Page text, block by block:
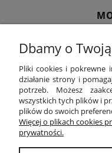
Dbamy o
Pliki cookies i pokrewne
działanie strony i
potrzeb. Możesz
wszystkich tych plików i
plików do swoich
Więcej o plikach cookies
prywatności.